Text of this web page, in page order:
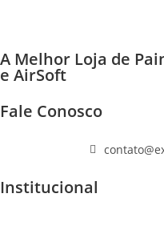
A Melhor Loja de
e AirSoft
Fale Conosco
Institucional